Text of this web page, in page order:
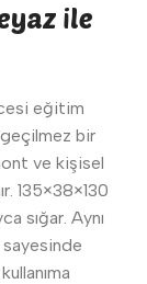
ile
eğitim
bir
ve kişisel
135×38×130
sığar. Aynı
sayesinde